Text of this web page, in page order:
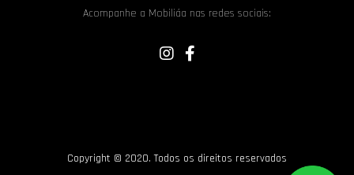
Acompanhe a Mobiliáa nas redes sociais:
Copyright © 2020. Todos os direitos reservados